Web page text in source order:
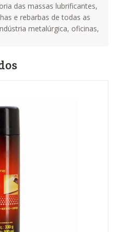
das massas lubrificantes,
e rebarbas de todas as
metalúrgica, oficinas,